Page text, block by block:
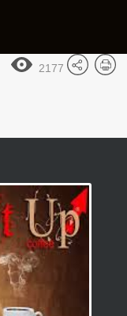
2177